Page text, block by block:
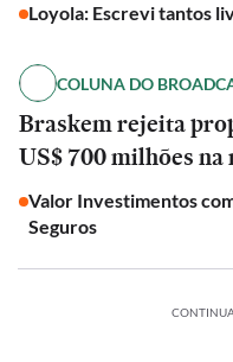
Loyola: Escrevi tantos
COLUNA DO
Braskem rejeita
US$ 700 milhões
Valor Investimentos
Seguros